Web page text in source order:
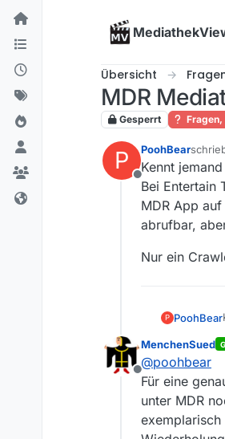
Skip to content
Übersicht
MDR
Gesperrt
P
Offline
PoohBear
Kennt
Bei Entertain
MDR App
abrufbar,
Nur ein
P PoohBear
Offline
MenchenSued
@poohbear
Für eine
unter MDR